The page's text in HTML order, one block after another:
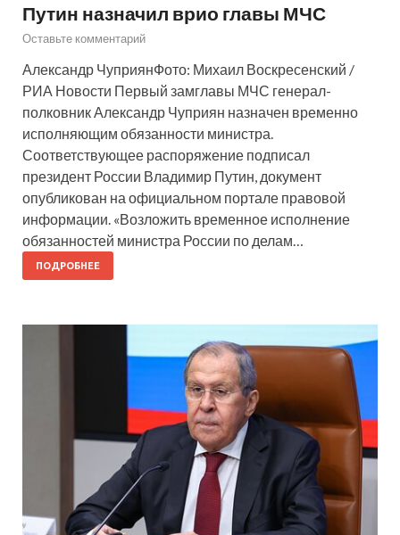
Путин назначил врио главы МЧС
Оставьте комментарий
Александр ЧуприянФото: Михаил Воскресенский /
РИА Новости Первый замглавы МЧС генерал-
полковник Александр Чуприян назначен временно
исполняющим обязанности министра.
Соответствующее распоряжение подписал
президент России Владимир Путин, документ
опубликован на официальном портале правовой
информации. «Возложить временное исполнение
обязанностей министра России по делам…
ПОДРОБНЕЕ